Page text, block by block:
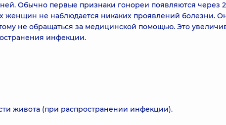
Обычно первые признаки гонореи появляются через
женщин не наблюдается никаких проявлений болезни.
не обращаться за медицинской помощью. Это
инфекции.
живота (при распространении инфекции).